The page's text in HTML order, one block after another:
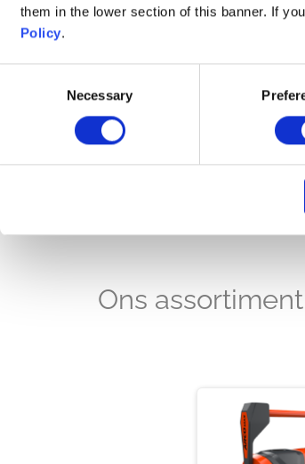
them in the lower section of this banner. If
Policy.
Selection
Necessary
Materialen voor zwaar gebruik
elektromotor.
borstelsysteem
om muren en obstakels te detecteren
Ons